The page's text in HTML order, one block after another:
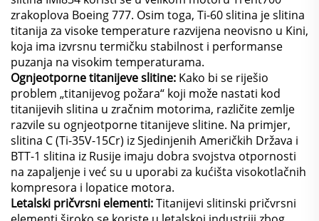
zrakoplova Boeing 777. Osim toga, Ti-60 slitina je slitina
titanija za visoke temperature razvijena neovisno u Kini,
koja ima izvrsnu termičku stabilnost i performanse
puzanja na visokim temperaturama.
Ognjeotporne titanijeve slitine: Kako bi se riješio
problem „titanijevog požara“ koji može nastati kod
titanijevih slitina u zračnim motorima, različite zemlje
razvile su ognjeotporne titanijeve slitine. Na primjer,
slitina C (Ti-35V-15Cr) iz Sjedinjenih Američkih Država i
BTT-1 slitina iz Rusije imaju dobra svojstva otpornosti
na zapaljenje i već su u uporabi za kućišta visokotlačnih
kompresora i lopatice motora.
Letalski pričvrsni elementi:Titanijevi slitinski pričvrsni